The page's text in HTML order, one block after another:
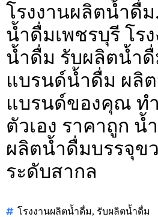
โรงงานผลิตน้ำดื่ม
น้ำดื่มเพชรบุรี โร
น้ำดื่ม รับผลิตน้ำดื่
แบรนด์น้ำดื่ม ผลิ
แบรนด์ของคุณ ท
ตัวเอง ราคาถูก น้
ผลิตน้ำดื่มบรรจุข
ระดับสากล
โรงงานผลิตน้ำดื่ม, รับผลิตน้ำดื่ม